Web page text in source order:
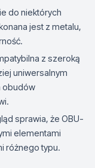
do niektórych
jest z metalu,
z szeroką
uniwersalnym
obudów
sprawia, że OBU-
elementami
różnego typu.